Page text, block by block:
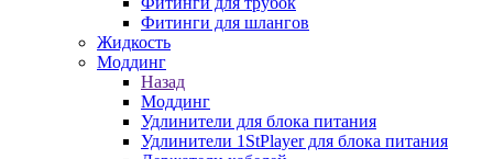
Фитинги для шлангов
Жидкость
Моддинг
Назад
Моддинг
Удлинители для блока питания
Удлинители 1StPlayer для блока питания